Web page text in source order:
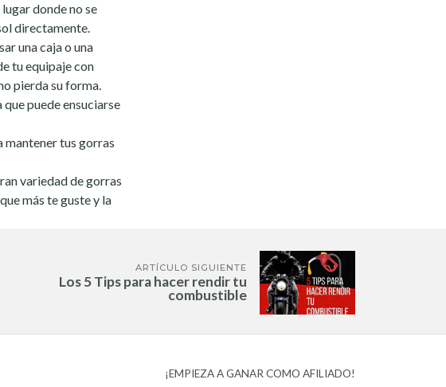
donde no se
directamente.
una caja o una
tu equipaje con
pierda su forma.
puede ensuciarse
mantener tus gorras
variedad de gorras
más te guste y la
ARTÍCULO SIGUIENTE
Los 5 Tips para hacer rendir tu
combustible
¡EMPIEZA A GANAR COMO AFILIADO!